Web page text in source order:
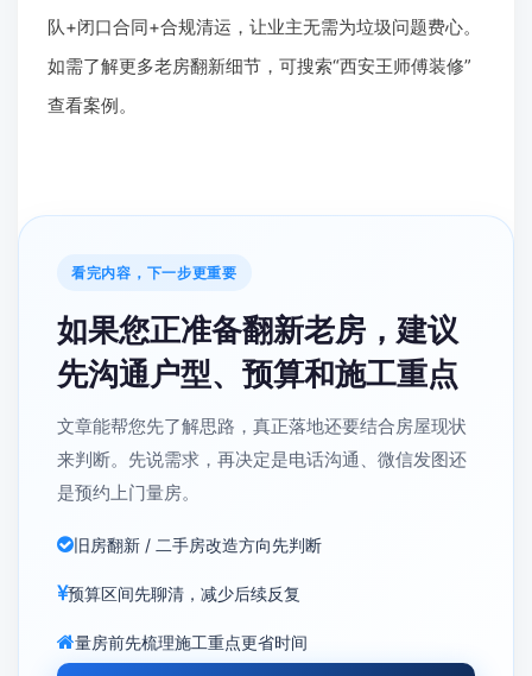
队+闭口合同+合规清运，让业主无需为垃圾问题费心。
如需了解更多老房翻新细节，可搜索“西安王师傅装修”
查看案例。
看完内容，下一步更重要
如果您正准备翻新老房，建议
先沟通户型、预算和施工重点
文章能帮您先了解思路，真正落地还要结合房屋现状
来判断。先说需求，再决定是电话沟通、微信发图还
是预约上门量房。
旧房翻新 / 二手房改造方向先判断
预算区间先聊清，减少后续反复
量房前先梳理施工重点更省时间